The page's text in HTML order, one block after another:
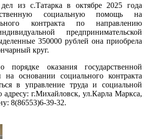
из с.Татарка в октябре 2025 года
социальную помощь на
контракта по направлению
предпринимательской
350000 рублей она приобрела
круг.
порядке оказания государственной
основании социального контракта
в управление труда и социальной
адресу: г.Михайловск, ул.Карла Маркса,
8(86553)6-39-32.